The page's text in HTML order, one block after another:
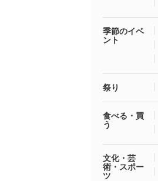
季節のイベ
ント
祭り
食べる・買
う
文化・芸
術・スポー
ツ